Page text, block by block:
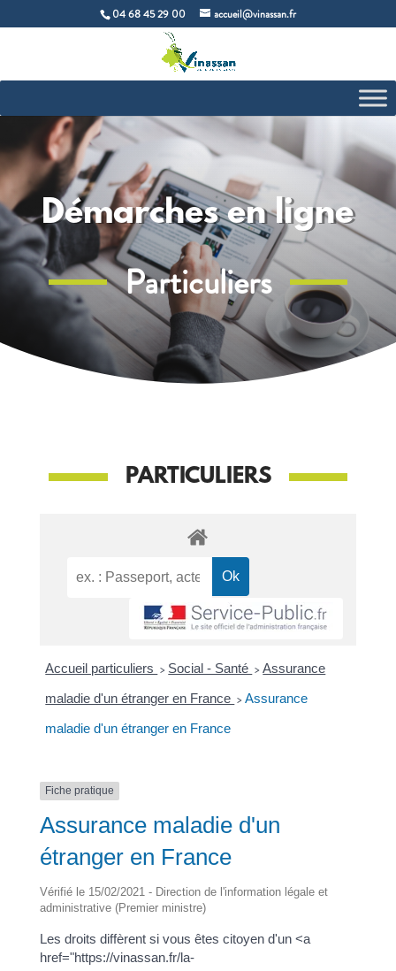
04 68 45 29 00 accueil@vinassan.fr
Démarches en ligne
Particuliers
PARTICULIERS
Accueil particuliers > Social - Santé > Assurance
maladie d'un étranger en France > Assurance
maladie d'un étranger en France
Fiche pratique
Assurance maladie d'un
étranger en France
Vérifié le 15/02/2021 - Direction de l'information légale et
administrative (Premier ministre)
Les droits diffèrent si vous êtes citoyen d'un <a
href="https://vinassan.fr/la-